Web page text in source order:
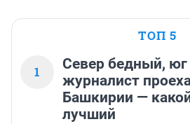
ТОП 5
1
Север бедный, юг
журналист
Башкирии —
лучший